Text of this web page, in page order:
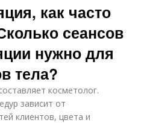
как часто
сеансов
нужно для
тела?
косметолог.
зависит от
клиентов, цвета и